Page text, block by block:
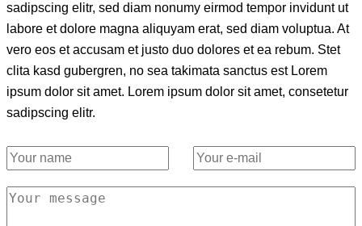
sadipscing elitr, sed diam nonumy eirmod tempor invidunt ut
labore et dolore magna aliquyam erat, sed diam voluptua. At
vero eos et accusam et justo duo dolores et ea rebum. Stet
clita kasd gubergren, no sea takimata sanctus est Lorem
ipsum dolor sit amet. Lorem ipsum dolor sit amet, consetetur
sadipscing elitr.